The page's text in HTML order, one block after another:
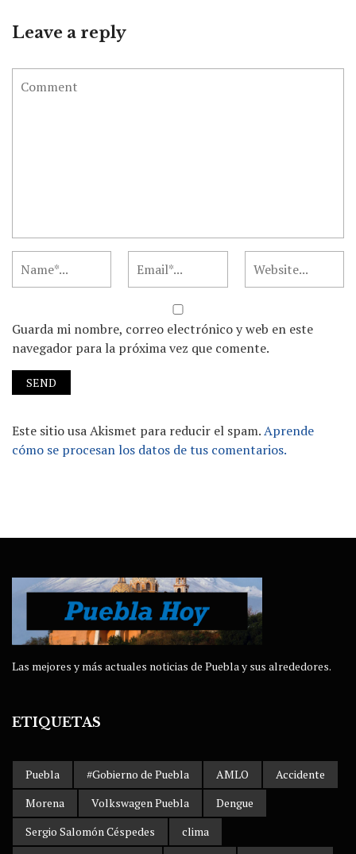
Leave a reply
Guarda mi nombre, correo electrónico y web en este
navegador para la próxima vez que comente.
Este sitio usa Akismet para reducir el spam.Aprende
cómo se procesan los datos de tus comentarios.
Las mejores y más actuales noticias de Puebla y sus alrededores.
ETIQUETAS
Puebla #Gobierno de Puebla AMLO
Accidente
Morena
Volkswagen Puebla
Dengue
Sergio Salomón Céspedes
clima